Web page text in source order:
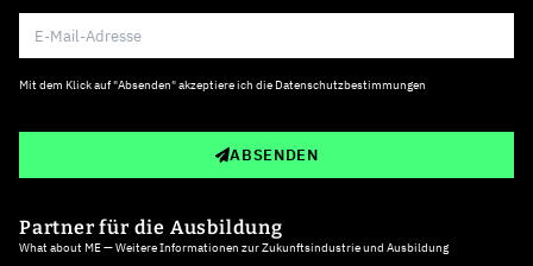
Mit dem Klick auf "Absenden" akzeptiere ich die Datenschutzbestimmungen
ABSENDEN
Partner für die Ausbildung
What about ME — Weitere Informationen zur Zukunftsindustrie und Ausbildung